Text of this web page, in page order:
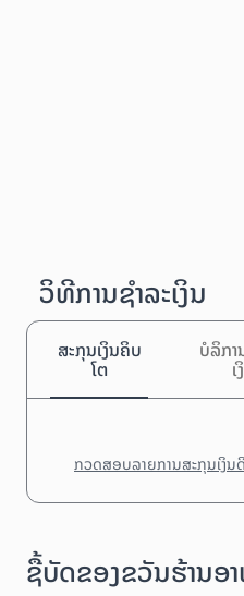
ວິທີການຊຳລະເງິນ
ສະກຸນເງິນຄິບ
ໂຕ
ບໍລິກາ
ກວດສອບລາຍການສະກຸນເງິ
ຊື້ບັດຂອງຂວັນຮ້ານອ